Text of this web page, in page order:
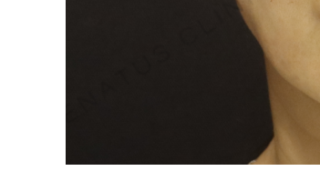
目の下のクマ取り
性別から探す